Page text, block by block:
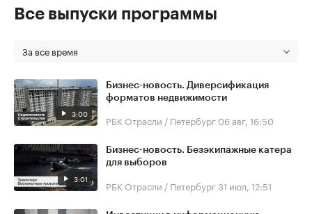
Все выпуски программы
За все время
3:00
Бизнес-новость. Диверсификация
форматов недвижимости
РБК Отрасли / Петербург 06 авг, 16:50
3:01
Бизнес-новость. Безэкипажные катера
для выборов
РБК Отрасли / Петербург31 июл, 12:51